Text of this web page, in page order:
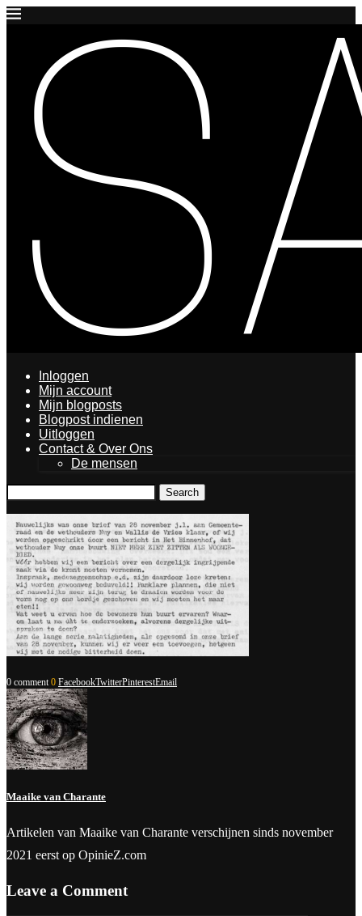
Inloggen
Mijn account
Mijn blogposts
Blogpost indienen
Uitloggen
Contact & Over Ons
De mensen
Search
0 comment 0 FacebookTwitterPinterestEmail
Maaike van Charante
Artikelen van Maaike van Charante verschijnen sinds november
2021 eerst op OpinieZ.com
Leave a Comment